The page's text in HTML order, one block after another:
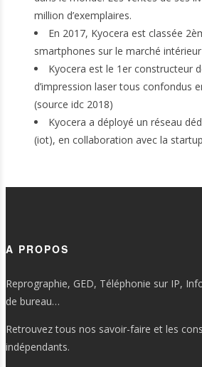
million d’exemplaires.
En 2017, Kyocera est classée
smartphones sur le marché
Kyocera est le 1er constructeur
d’impression laser tous confondus
(source idc 2018)
Kyocera a déployé un réseau
(iot), en collaboration avec la
A PROPOS
Reprographie, GED, Téléphonie sur IP,
de bureau…
Retrouvez tous nos savoir-faire et les
indépendants.